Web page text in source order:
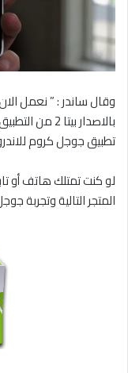
وقال ساندر : ” نعمل
بالاصدار
تطبيق جوجل كروم
المتجر التالية وتجربة